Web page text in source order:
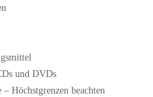
und DVDs
Höchstgrenzen beachten